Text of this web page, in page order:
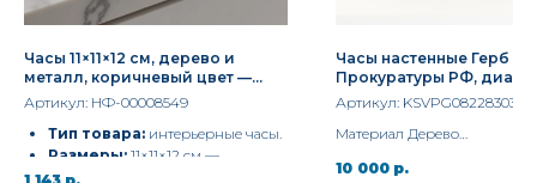
Часы 11×11×12 см, дерево и
металл, коричневый цвет —
стильный элемент интерьера от
магазина подарков «Синий
квадрат»
Артикул: НФ-00008549
Тип товара: интерьерные часы.
Размеры: 11×11×12 см —
компактный формат, который
Часы настенные Герб
Прокуратуры РФ,
см
Артикул:
Материал Дерево
Бренд Vernissage of History
10 000 р.